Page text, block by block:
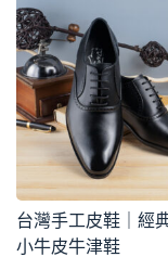
台灣手工皮鞋｜經
小牛皮牛津鞋